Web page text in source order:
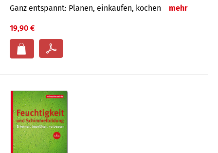
Ganz entspannt: Planen, einkaufen, kochen mehr
19,90 €